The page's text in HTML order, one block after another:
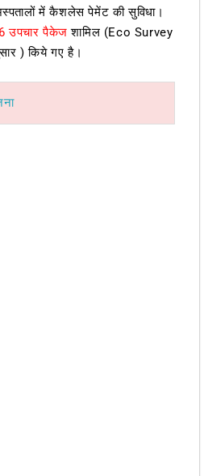
में कैशलेस पेमेंट की सुविधा।
उपचार पैकेज शामिल (Eco Survey
) किये गए है।